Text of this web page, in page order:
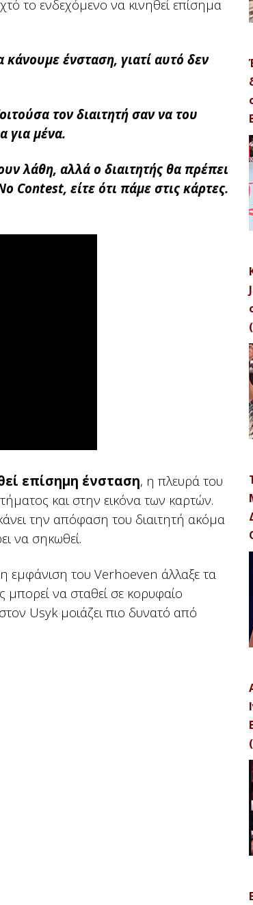
το ενδεχόμενο να κινηθεί επίσημα
ένσταση, γιατί αυτό δεν
τον διαιτητή σαν να του
για μένα.
λάθη, αλλά ο διαιτητής θα πρέπει
Contest, είτε ότι πάμε στις κάρτες.
επίσημη ένσταση, η πλευρά του
και στην εικόνα των καρτών.
την απόφαση του διαιτητή ακόμα
να σηκωθεί.
εμφάνιση του Verhoeven άλλαξε τα
να σταθεί σε κορυφαίο
Usyk μοιάζει πιο δυνατό από